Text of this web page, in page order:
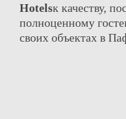
Hotelsк качеству,
полноценному
своих объектах в